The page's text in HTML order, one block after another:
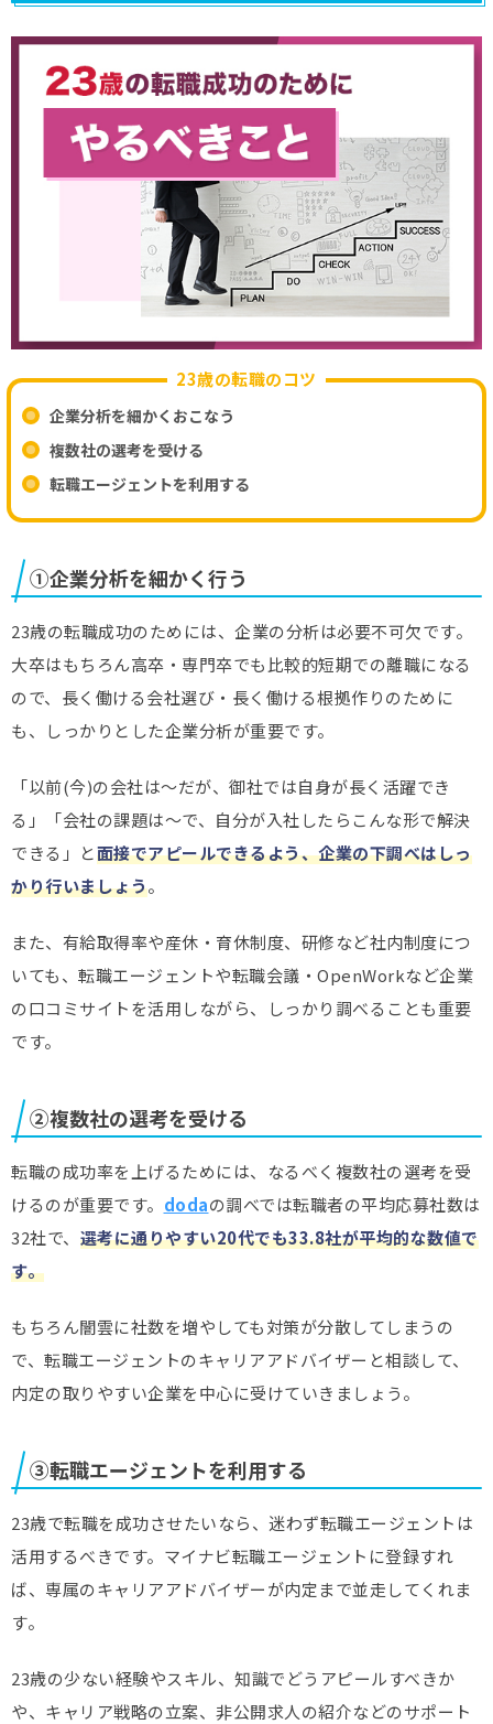
23歳の転職のコツ
企業分析を細かくおこなう
複数社の選考を受ける
転職エージェントを利用する
①企業分析を細かく行う
23歳の転職成功のためには、企業の分析は必要不可欠です。
大卒はもちろん高卒・専門卒でも比較的短期での離職になる
ので、長く働ける会社選び・長く働ける根拠作りのために
も、しっかりとした企業分析が重要です。
「以前(今)の会社は～だが、御社では自身が長く活躍でき
る」「会社の課題は～で、自分が入社したらこんな形で解決
できる」と面接でアピールできるよう、企業の下調べはしっ
かり行いましょう。
また、有給取得率や産休・育休制度、研修など社内制度につ
いても、転職エージェントや転職会議・OpenWorkなど企業
の口コミサイトを活用しながら、しっかり調べることも重要
です。
②複数社の選考を受ける
転職の成功率を上げるためには、なるべく複数社の選考を受
けるのが重要です。 dodaの調べでは転職者の平均応募社数は
32社で、 選考に通りやすい20代でも33.8社が平均的な数値で
す。
もちろん闇雲に社数を増やしても対策が分散してしまうの
で、転職エージェントのキャリアアドバイザーと相談して、
内定の取りやすい企業を中心に受けていきましょう。
③転職エージェントを利用する
23歳で転職を成功させたいなら、迷わず転職エージェントは
活用するべきです。マイナビ転職エージェントに登録すれ
ば、専属のキャリアアドバイザーが内定まで並走してくれま
す。
23歳の少ない経験やスキル、知識でどうアピールすべきか
や、キャリア戦略の立案、非公開求人の紹介などのサポート